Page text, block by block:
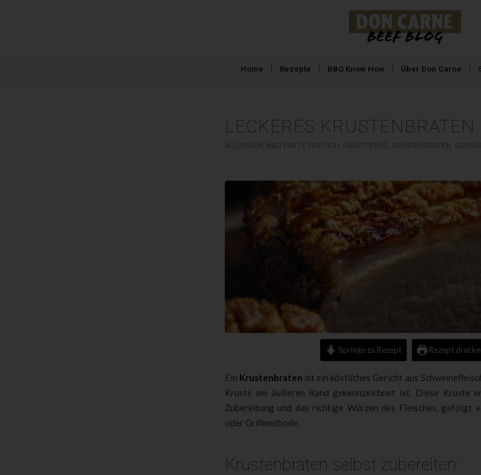
Home Rezepte BBQ Know How Über Don Carne
LECKERES KRUSTENBRATEN
Springe zu Rezept Rezept
Ein Krustenbraten ist ein köstliches Gericht aus
Kruste am äußeren Rand gekennzeichnet ist. Diese Kruste
Zubereitung und das richtige Würzen des Fleisches, gefolgt
oder Grillmethode.
Krustenbraten selbst zubereiten: